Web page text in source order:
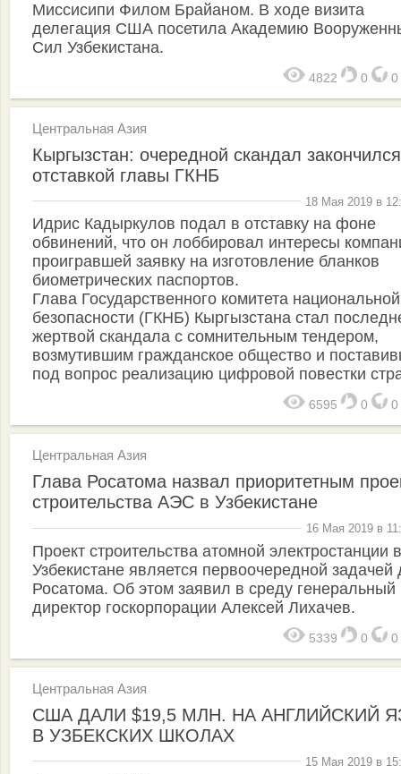
Миссисипи Филом Брайаном. В ходе визита
делегация США посетила Академию
Сил Узбекистана.
4822 0 0
Центральная Азия
Кыргызстан: очередной скандал закончился
отставкой главы ГКНБ
18 Мая 2019 в
Идрис Кадыркулов подал в отставку на фоне
обвинений, что он лоббировал интересы
проигравшей заявку на изготовление бланков
биометрических паспортов.
Глава Государственного комитета национальной
безопасности (ГКНБ) Кыргызстана стал
жертвой скандала с сомнительным тендером,
возмутившим гражданское общество и
под вопрос реализацию цифровой повестки
6595 0 0
Центральная Азия
Глава Росатома назвал приоритетным
строительства АЭС в Узбекистане
16 Мая 2019 в
Проект строительства атомной электростанции в
Узбекистане является первоочередной задачей
Росатома. Об этом заявил в среду генеральный
директор госкорпорации Алексей Лихачев.
5339 0 0
Центральная Азия
США ДАЛИ $19,5 МЛН. НА АНГЛИЙСКИЙ
В УЗБЕКСКИХ ШКОЛАХ
15 Мая 2019 в